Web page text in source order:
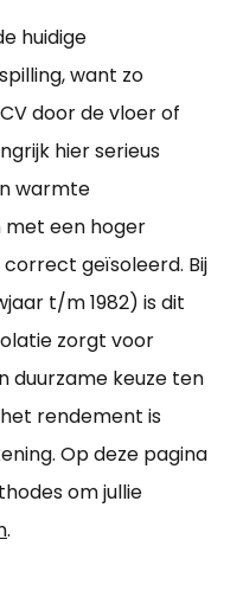
huidige
want zo
door de vloer of
hier serieus
warmte
met een hoger
geïsoleerd. Bij
t/m 1982) is dit
zorgt voor
duurzame keuze ten
rendement is
Op deze pagina
om jullie
.